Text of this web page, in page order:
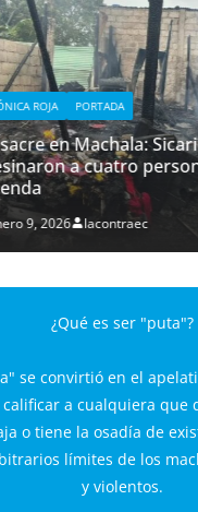
Sicarios
personas e
lacontraec
¿Qué es ser "puta"?
se convirtió en el
a cualquiera que
o tiene la osadía de
límites de los
y violentos.